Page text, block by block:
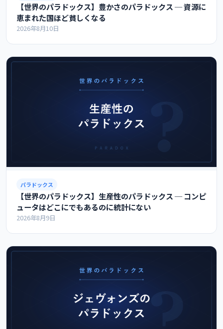
【世界のパラドックス】豊かさのパラドックス ─ 資源に
恵まれた国ほど貧しくなる
2026年8月10日
パラドックス
【世界のパラドックス】生産性のパラドックス ─ コンピ
ュータはどこにでもあるのに統計にない
2026年8月9日